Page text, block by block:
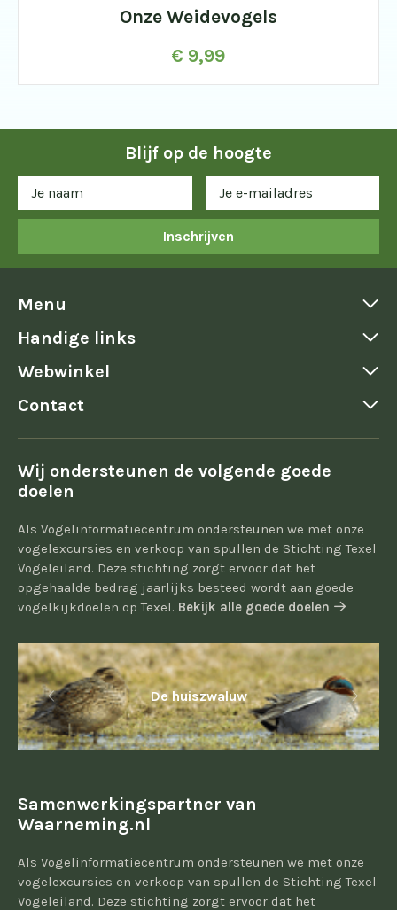
Onze Weidevogels
€ 9,99
Blijf op de hoogte
Inschrijven
Menu
Handige links
Webwinkel
Contact
Wij ondersteunen de volgende goede
doelen
Als Vogelinformatiecentrum ondersteunen we met onze
vogelexcursies en verkoop van spullen de Stichting Texel
Vogeleiland. Deze stichting zorgt ervoor dat het
opgehaalde bedrag jaarlijks besteed wordt aan goede
vogelkijkdoelen op Texel. Bekijk alle goede doelen
De huiszwaluw
Samenwerkingspartner van
Waarneming.nl
Als Vogelinformatiecentrum ondersteunen we met onze
vogelexcursies en verkoop van spullen de Stichting Texel
Vogeleiland. Deze stichting zorgt ervoor dat het